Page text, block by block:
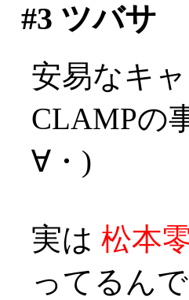
#3 ツバサ
安易なキ
CLAMPの
∀・)
実は 松本
ってるん